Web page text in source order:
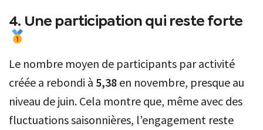
4. Une participation qui reste forte
Le nombre moyen de participants par activité
créée a rebondi à 5,38 en novembre, presque au
niveau de juin. Cela montre que, même avec des
fluctuations saisonnières, l’engagement reste